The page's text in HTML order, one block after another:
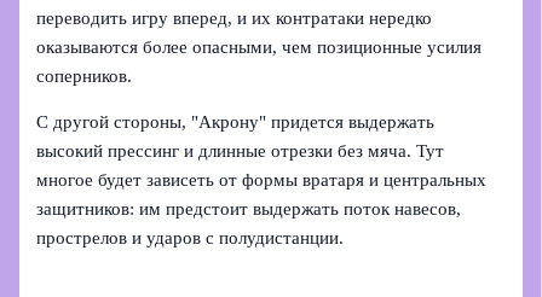
переводить игру вперед, и их контратаки нередко
оказываются более опасными, чем позиционные усилия
соперников.
С другой стороны, "Акрону" придется выдержать
высокий прессинг и длинные отрезки без мяча. Тут
многое будет зависеть от формы вратаря и центральных
защитников: им предстоит выдержать поток навесов,
прострелов и ударов с полудистанции.